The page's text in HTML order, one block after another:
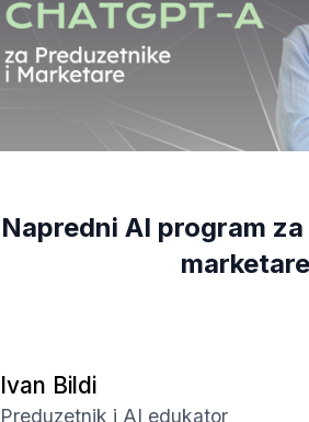
Napredni AI program
marketare
Ivan Bildi
Preduzetnik i AI edukator